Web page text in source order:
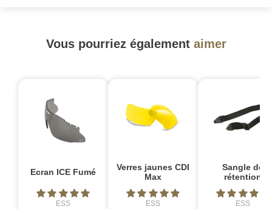
Vous pourriez également aimer
Ecran ICE Fumé
ESS
Verres jaunes CDI
Max
ESS
Sangle de
rétention
ESS